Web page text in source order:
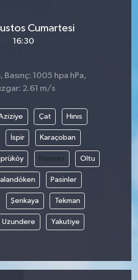
Cumartesi
16:30
Basınç: 1005 hpa hPa,
2.61 m/s
Çat Hınıs
İspir Karaçoban
Narman Oltu
Pasinler
Şenkaya Tekman
Uzundere Yakutiye